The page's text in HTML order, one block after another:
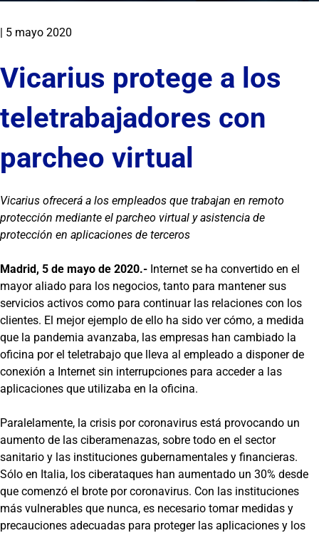
| 5 mayo 2020
Vicarius protege a los
teletrabajadores con
parcheo virtual
Vicarius ofrecerá a los empleados que trabajan en remoto
protección mediante el parcheo virtual y asistencia de
protección en aplicaciones de terceros
Madrid, 5 de mayo de 2020.- Internet se ha convertido en el
mayor aliado para los negocios, tanto para mantener sus
servicios activos como para continuar las relaciones con los
clientes. El mejor ejemplo de ello ha sido ver cómo, a medida
que la pandemia avanzaba, las empresas han cambiado la
oficina por el teletrabajo que lleva al empleado a disponer de
conexión a Internet sin interrupciones para acceder a las
aplicaciones que utilizaba en la oficina.
Paralelamente, la crisis por coronavirus está provocando un
aumento de las ciberamenazas, sobre todo en el sector
sanitario y las instituciones gubernamentales y financieras.
Sólo en Italia, los ciberataques han aumentado un 30% desde
que comenzó el brote por coronavirus. Con las instituciones
más vulnerables que nunca, es necesario tomar medidas y
precauciones adecuadas para proteger las aplicaciones y los